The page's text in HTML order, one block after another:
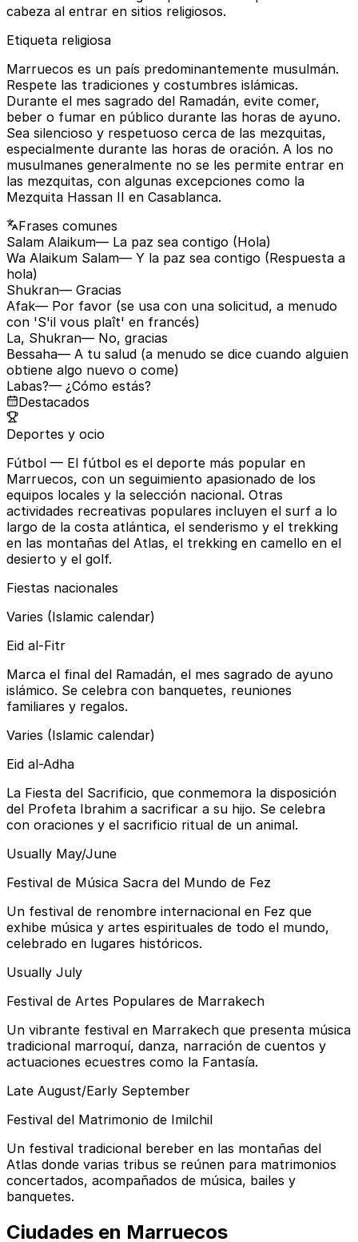
cabeza al entrar en sitios religiosos.
Etiqueta religiosa
Marruecos es un país predominantemente musulmán.
Respete las tradiciones y costumbres islámicas.
Durante el mes sagrado del Ramadán, evite comer,
beber o fumar en público durante las horas de ayuno.
Sea silencioso y respetuoso cerca de las mezquitas,
especialmente durante las horas de oración. A los no
musulmanes generalmente no se les permite entrar en
las mezquitas, con algunas excepciones como la
Mezquita Hassan II en Casablanca.
Frases comunes
Salam Alaikum— La paz sea contigo (Hola)
Wa Alaikum Salam— Y la paz sea contigo (Respuesta a
hola)
Shukran— Gracias
Afak— Por favor (se usa con una solicitud, a menudo
con 'S'il vous plaît' en francés)
La, Shukran— No, gracias
Bessaha— A tu salud (a menudo se dice cuando alguien
obtiene algo nuevo o come)
Labas?— ¿Cómo estás?
Destacados
Deportes y ocio
Fútbol — El fútbol es el deporte más popular en
Marruecos, con un seguimiento apasionado de los
equipos locales y la selección nacional. Otras
actividades recreativas populares incluyen el surf a lo
largo de la costa atlántica, el senderismo y el trekking
en las montañas del Atlas, el trekking en camello en el
desierto y el golf.
Fiestas nacionales
Varies (Islamic calendar)
Eid al-Fitr
Marca el final del Ramadán, el mes sagrado de ayuno
islámico. Se celebra con banquetes, reuniones
familiares y regalos.
Varies (Islamic calendar)
Eid al-Adha
La Fiesta del Sacrificio, que conmemora la disposición
del Profeta Ibrahim a sacrificar a su hijo. Se celebra
con oraciones y el sacrificio ritual de un animal.
Usually May/June
Festival de Música Sacra del Mundo de Fez
Un festival de renombre internacional en Fez que
exhibe música y artes espirituales de todo el mundo,
celebrado en lugares históricos.
Usually July
Festival de Artes Populares de Marrakech
Un vibrante festival en Marrakech que presenta música
tradicional marroquí, danza, narración de cuentos y
actuaciones ecuestres como la Fantasía.
Late August/Early September
Festival del Matrimonio de Imilchil
Un festival tradicional bereber en las montañas del
Atlas donde varias tribus se reúnen para matrimonios
concertados, acompañados de música, bailes y
banquetes.
Ciudades en Marruecos